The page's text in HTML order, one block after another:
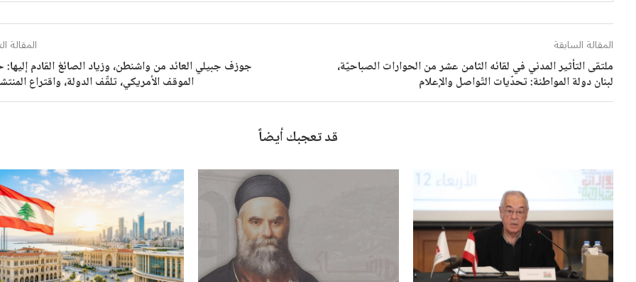
المقالة السابقة
ملتقى التأثير المدني في لقائه الثامن عشر من الحوارات الصباحيّة،
لبنان دولة المواطنة: تحدّيات التّواصل والإعلام
المقالة
جوزف جبيلي العائد من واشنطن، وزياد الصائغ القادم
الموقف الأمريكي، تلقّف الدولة، واقتراع
قد تعجبك أيضاً